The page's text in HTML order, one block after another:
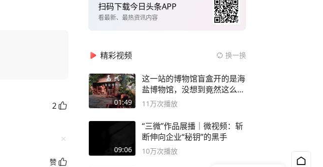
2
赞
扫码下载今日头条APP
看最新、最热资讯内容
精彩视频 换一换
01:49
这一站的博物馆盲盒开的是海
盐博物馆，没想到竟然这么好
逛！
11万次播放
09:06
“三微”作品展播｜微视频：斩
断伸向企业“秘钥”的黑手
10万次播放